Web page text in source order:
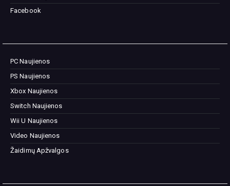
Facebook
PC Naujienos
PS Naujienos
Xbox Naujienos
Switch Naujienos
Wii U Naujienos
Video Naujienos
Žaidimų Apžvalgos